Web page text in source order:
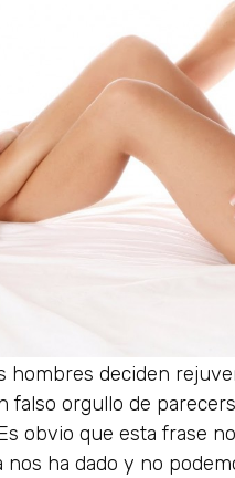
hombres deciden
falso orgullo de
obvio que esta frase
ha dado y no